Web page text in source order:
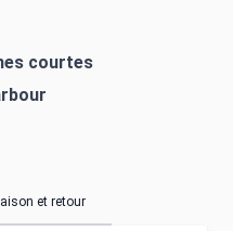
courtes
et retour